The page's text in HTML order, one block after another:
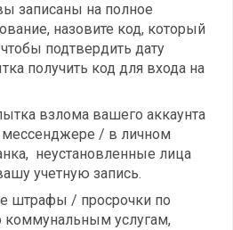
записаны на полное
назовите код, который
подтвердить дату
получить код для входа на
взлома вашего аккаунта
мессенджере / в личном
неустановленные лица
учетную запись.
штрафы / просрочки по
коммунальным услугам,